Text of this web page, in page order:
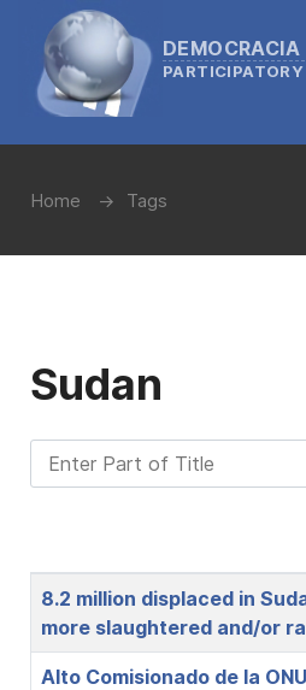
Home Tags
Sudan
Enter Part of Title
Title
8.2 million displaced in
more slaughtered and/or
Alto Comisionado de la